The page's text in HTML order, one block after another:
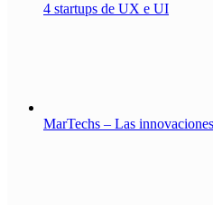
4 startups de UX e UI
MarTechs – Las